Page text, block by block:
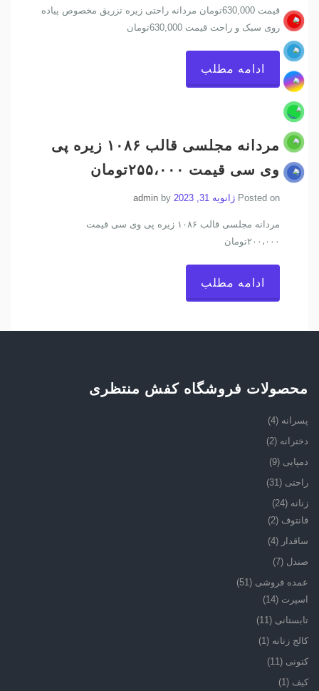
قیمت 630,000تومان مردانه راحتی زیره تزریق مخصوص پیاده
روی سبک و راحت قیمت 630,000تومان
ادامه مطلب
مردانه مجلسی قالب ۱۰۸۶ زیره پی
وی سی قیمت ۲۵۵،۰۰۰تومان
Posted on ژانویه 31, 2023 admin
مردانه مجلسی قالب ۱۰۸۶ زیره پی وی سی قیمت
۲۰۰،۰۰۰تومان
ادامه مطلب
محصولات فروشگاه کفش منتظری
پسرانه (4)
دخترانه (2)
دمپایی (9)
راحتی (31)
زنانه (24)
فانتوف (2)
ساقدار (4)
صندل (7)
عمده فروشی (51)
اسپرت (14)
تابستانی (11)
کالج زنانه (1)
کتونی (11)
کیف (1)